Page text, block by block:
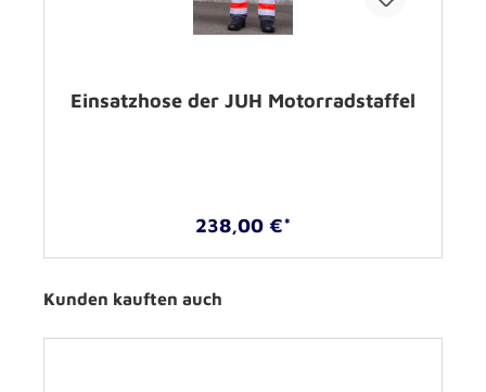
Einsatzhose der JUH Motorradstaffel
238,00 €*
Kunden kauften auch